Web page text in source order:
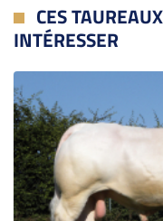
CES
INTÉRESSER